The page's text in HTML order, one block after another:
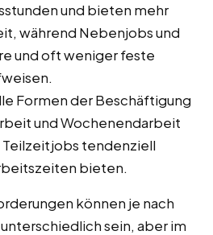
und bieten mehr
während Nebenjobs und
und oft weniger feste
Formen der Beschäftigung
und Wochenendarbeit
tendenziell
bieten.
können je nach
sein, aber im